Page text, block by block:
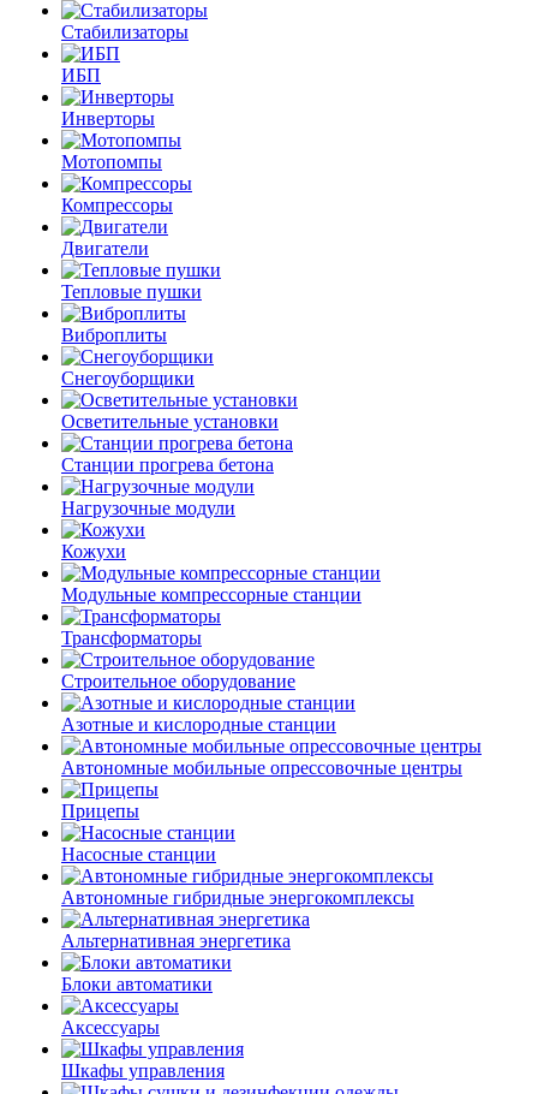
Стабилизаторы
ИБП
Инверторы
Мотопомпы
Компрессоры
Двигатели
Тепловые пушки
Виброплиты
Снегоуборщики
Осветительные установки
Станции прогрева бетона
Нагрузочные модули
Кожухи
Модульные компрессорные станции
Трансформаторы
Строительное оборудование
Азотные и кислородные станции
Автономные мобильные опрессовочные центры
Прицепы
Насосные станции
Автономные гибридные энергокомплексы
Альтернативная энергетика
Блоки автоматики
Аксессуары
Шкафы управления